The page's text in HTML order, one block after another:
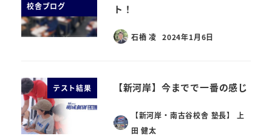
校舎ブログ
ト！
石橋 凌 2024年1月6日
テスト結果 【新河岸】今までで一番の感じ
【新河岸・南古谷校舎 塾長】 上
田 健太